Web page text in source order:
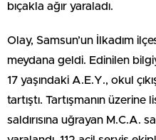
bıçakla ağır yaraladı.
Olay, Samsun’un İlkadım
meydana geldi. Edinilen
17 yaşındaki A.E.Y., okul
tartıştı. Tartışmanın üzerine
saldırısına uğrayan M.C.A.